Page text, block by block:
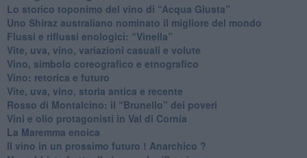
Lo storico toponimo del vino di “Acqua Giusta”
Uno Shiraz australiano nominato il migliore del mondo
​Flussi e riflussi enologici: “Vinella”
Vite, uva, vino, variazioni casuali e volute
Vino, simbolo coreografico e etnografico
​Vino: retorica e futuro
​Vite, uva, vino, storia antica e recente
​Rosso di Montalcino: il “Brunello” dei poveri
Vini e olio protagonisti in Val di Cornia
​La Maremma enoica
Il vino in un prossimo futuro ! Anarchico ?